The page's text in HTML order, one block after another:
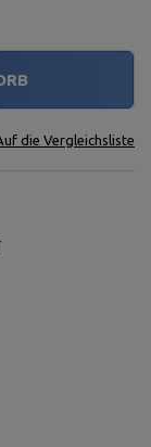
die Vergleichsliste